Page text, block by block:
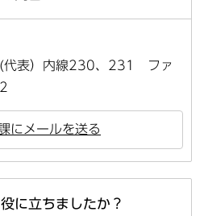
表）内線230、231 ファ
にメールを送る
に立ちましたか？